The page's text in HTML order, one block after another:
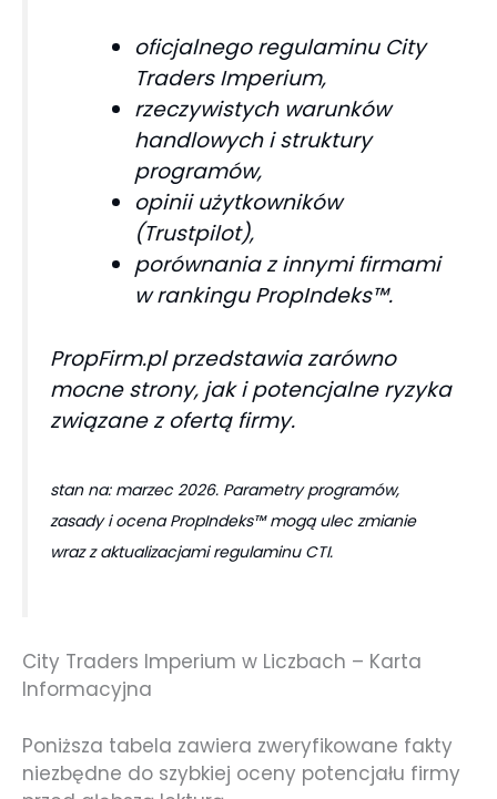
oficjalnego regulaminu City
Traders Imperium,
rzeczywistych warunków
handlowych i struktury
programów,
opinii użytkowników
(Trustpilot),
porównania z innymi firmami
w rankingu PropIndeks™.
PropFirm.pl przedstawia zarówno
mocne strony, jak i potencjalne ryzyka
związane z ofertą firmy.
stan na: marzec 2026. Parametry programów,
zasady i ocena PropIndeks™ mogą ulec zmianie
wraz z aktualizacjami regulaminu CTI.
City Traders Imperium w Liczbach – Karta
Informacyjna
Poniższa tabela zawiera zweryfikowane fakty
niezbędne do szybkiej oceny potencjału firmy